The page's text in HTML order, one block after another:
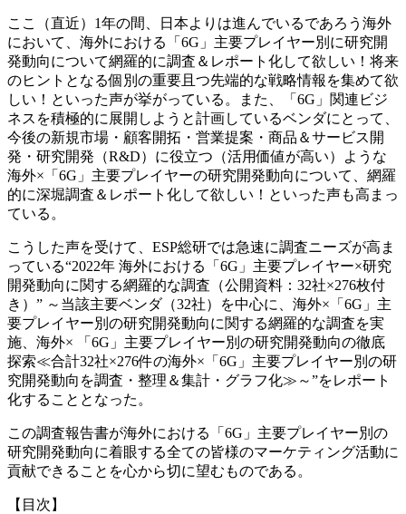
ここ（直近）1年の間、日本よりは進んでいるであろう海外
において、海外における「6G」主要プレイヤー別に研究開
発動向について網羅的に調査＆レポート化して欲しい！将来
のヒントとなる個別の重要且つ先端的な戦略情報を集めて欲
しい！といった声が挙がっている。また、「6G」関連ビジ
ネスを積極的に展開しようと計画しているベンダにとって、
今後の新規市場・顧客開拓・営業提案・商品＆サービス開
発・研究開発（R&D）に役立つ（活用価値が高い）ような
海外×「6G」主要プレイヤーの研究開発動向について、網羅
的に深堀調査＆レポート化して欲しい！といった声も高まっ
ている。
こうした声を受けて、ESP総研では急速に調査ニーズが高ま
っている“2022年 海外における「6G」主要プレイヤー×研究
開発動向に関する網羅的な調査（公開資料：32社×276枚付
き）” ～当該主要ベンダ（32社）を中心に、海外×「6G」主
要プレイヤー別の研究開発動向に関する網羅的な調査を実
施、海外× 「6G」主要プレイヤー別の研究開発動向の徹底
探索≪合計32社×276件の海外×「6G」主要プレイヤー別の研
究開発動向を調査・整理＆集計・グラフ化≫～”をレポート
化することとなった。
この調査報告書が海外における「6G」主要プレイヤー別の
研究開発動向に着眼する全ての皆様のマーケティング活動に
貢献できることを心から切に望むものである。
【目次】